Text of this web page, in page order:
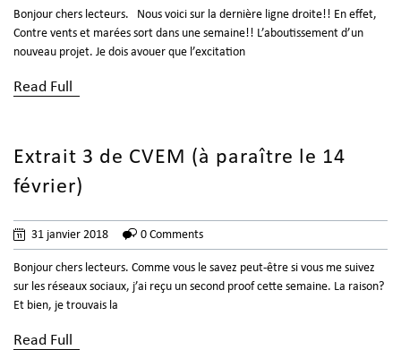
Bonjour chers lecteurs. Nous voici sur la dernière ligne droite!! En effet,
Contre vents et marées sort dans une semaine!! L’aboutissement d’un
nouveau projet. Je dois avouer que l’excitation
Read Full
Extrait 3 de CVEM (à paraître le 14
février)
31 janvier 2018 0 Comments
Bonjour chers lecteurs. Comme vous le savez peut-être si vous me suivez
sur les réseaux sociaux, j’ai reçu un second proof cette semaine. La raison?
Et bien, je trouvais la
Read Full